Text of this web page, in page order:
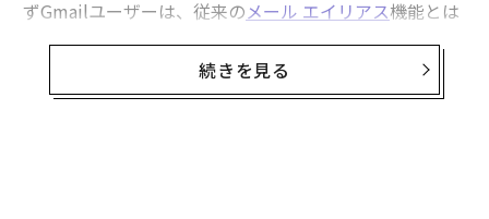
ずGmailユーザーは、従来のメール エイリアス機能とは
異なる「別のメールアドレス」を扱う機能を必要として
続きを見る